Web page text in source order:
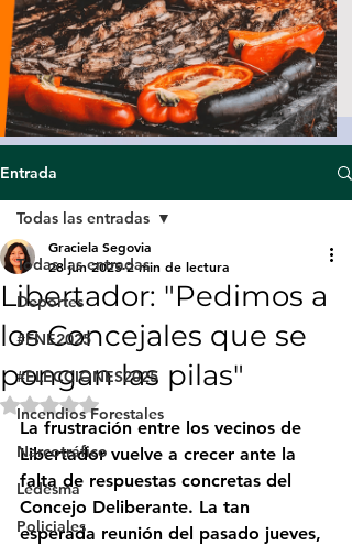
Entrada
Todas las entradas
Deportes
#FNE2025
#ELECCIONES2025
Incendios Forestales
Narcotráfico
Ledesma
Policiales
Todas las entradas
Libertador: "Pedimos a
los Concejales que se
pongan las pilas"
Graciela Segovia
28 jun 2025 2 min de lectura
Obtuvo NaN de 5 estrellas.
La frustración entre los vecinos de
Libertador vuelve a crecer ante la
falta de respuestas concretas del
Concejo Deliberante. La tan
esperada reunión del pasado jueves,